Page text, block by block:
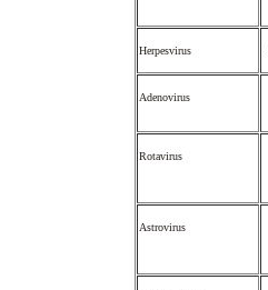
Herpesvirus
Adenovirus
Rotavirus
Astrovirus